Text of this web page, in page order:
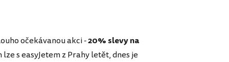
očekávanou akci -20% slevy na
s easyJetem z Prahy letět, dnes je